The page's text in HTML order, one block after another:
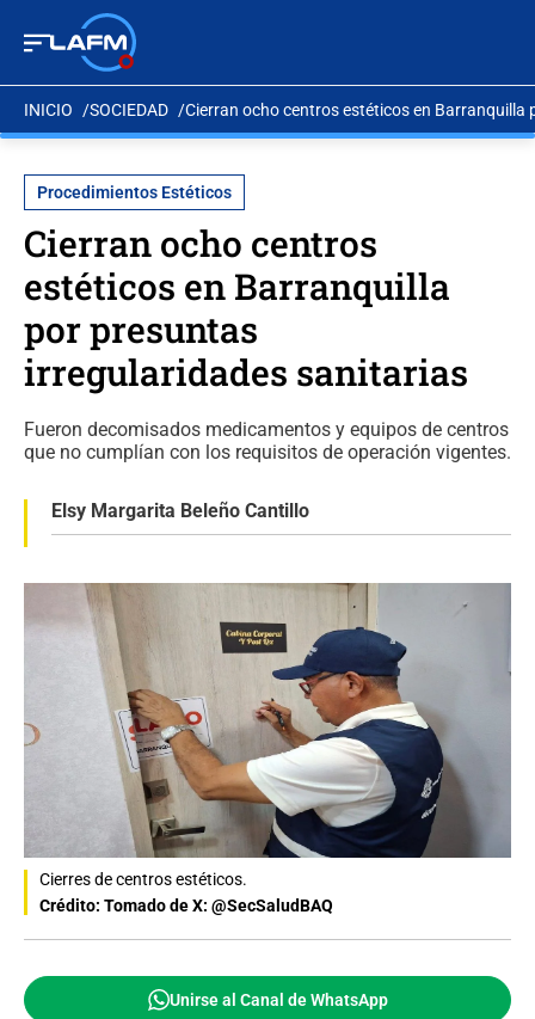
INICIO SOCIEDAD Cierran ocho centros estéticos en
Procedimientos Estéticos
Cierran ocho centros
estéticos en Barranquilla
por presuntas
irregularidades sanitarias
Fueron decomisados medicamentos y equipos de centros
que no cumplían con los requisitos de operación vigentes.
Elsy Margarita Beleño Cantillo
Cierres de centros estéticos.
Crédito: Tomado de X: @SecSaludBAQ
Unirse al Canal de WhatsApp